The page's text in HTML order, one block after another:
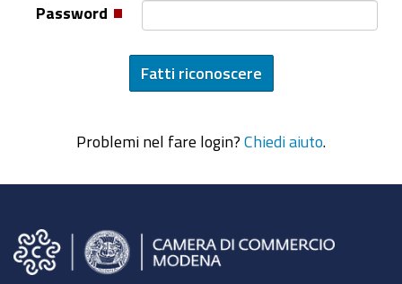
Password
Problemi nel fare login? Chiedi aiuto